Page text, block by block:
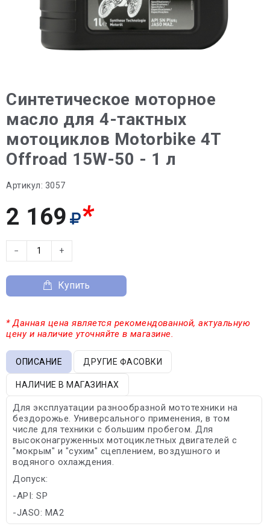
Синтетическое моторное
масло для 4-тактных
мотоциклов Motorbike 4T
Offroad 15W-50 - 1 л
Артикул: 3057
2 169 *
− +
Купить
* Данная цена является рекомендованной, актуальную
цену и наличие уточняйте в магазине.
ОПИСАНИЕ ДРУГИЕ ФАСОВКИ
НАЛИЧИЕ В МАГАЗИНАХ
Для эксплуатации разнообразной мототехники на
бездорожье. Универсального применения, в том
числе для техники с большим пробегом. Для
высоконагруженных мотоциклетных двигателей с
"мокрым" и "сухим" сцеплением, воздушного и
водяного охлаждения.
Допуск:
-API: SP
-JASO: MA2